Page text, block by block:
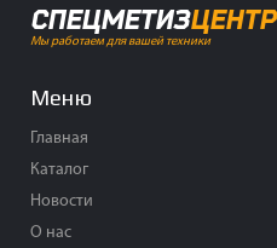
СПЕЦМЕТИЗЦЕНТР
Мы работаем для вашей техники
Меню
Главная
Каталог
Новости
О нас